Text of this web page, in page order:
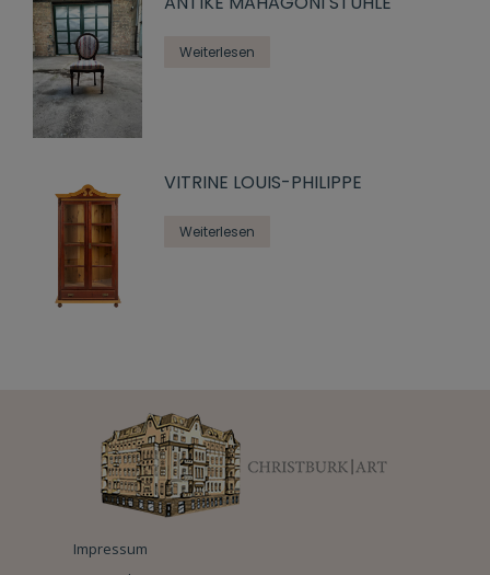
Weiterlesen
VITRINE LOUIS-PHILIPPE
Weiterlesen
Impressum